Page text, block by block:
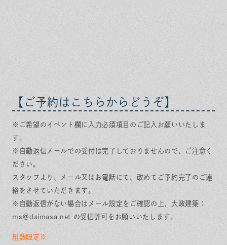
【ご予約はこちらからどうぞ】
※ご希望のイベント欄に入力必須項目のご記入お願いいたしま
す。
※自動返信メールでの受付は完了しておりませんので、ご注意く
ださい。
スタッフより、メール又はお電話にて、改めてご予約完了のご連
絡をさせていただきます。
※自動返信がない場合はメール設定をご確認の上、大政建築：
ms＠daimasa.net の受信許可をお願いいたします。
組数限定※